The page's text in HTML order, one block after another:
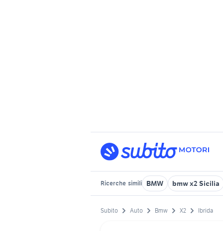
Ricerche simili BMW bmw x2 Sicilia
Subito Auto Bmw X2 Ibrida